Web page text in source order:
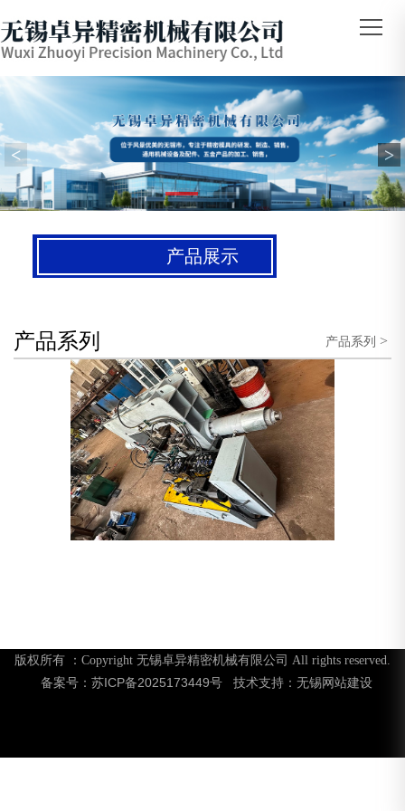
< >
产品展示
产品系列 产品系列 >
版权所有 ：Copyright 无锡卓异精密机械有限公司 All rights reserved.
备案号： 苏ICP备2025173449号技术支持： 无锡网站建设